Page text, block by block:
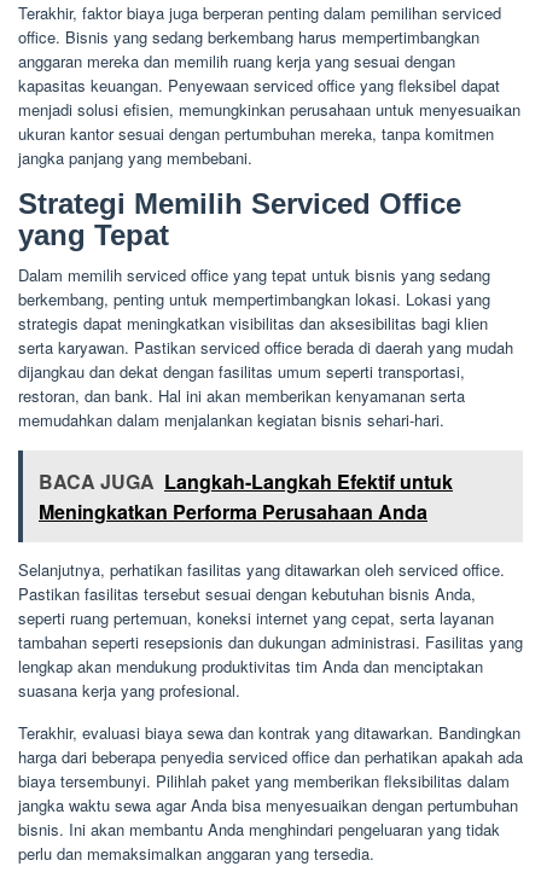
Terakhir, faktor biaya juga berperan penting dalam pemilihan serviced
office. Bisnis yang sedang berkembang harus mempertimbangkan
anggaran mereka dan memilih ruang kerja yang sesuai dengan
kapasitas keuangan. Penyewaan serviced office yang fleksibel dapat
menjadi solusi efisien, memungkinkan perusahaan untuk menyesuaikan
ukuran kantor sesuai dengan pertumbuhan mereka, tanpa komitmen
jangka panjang yang membebani.
Strategi Memilih Serviced Office
yang Tepat
Dalam memilih serviced office yang tepat untuk bisnis yang sedang
berkembang, penting untuk mempertimbangkan lokasi. Lokasi yang
strategis dapat meningkatkan visibilitas dan aksesibilitas bagi klien
serta karyawan. Pastikan serviced office berada di daerah yang mudah
dijangkau dan dekat dengan fasilitas umum seperti transportasi,
restoran, dan bank. Hal ini akan memberikan kenyamanan serta
memudahkan dalam menjalankan kegiatan bisnis sehari-hari.
BACA JUGA Langkah-Langkah Efektif untuk
Meningkatkan Performa Perusahaan Anda
Selanjutnya, perhatikan fasilitas yang ditawarkan oleh serviced office.
Pastikan fasilitas tersebut sesuai dengan kebutuhan bisnis Anda,
seperti ruang pertemuan, koneksi internet yang cepat, serta layanan
tambahan seperti resepsionis dan dukungan administrasi. Fasilitas yang
lengkap akan mendukung produktivitas tim Anda dan menciptakan
suasana kerja yang profesional.
Terakhir, evaluasi biaya sewa dan kontrak yang ditawarkan. Bandingkan
harga dari beberapa penyedia serviced office dan perhatikan apakah ada
biaya tersembunyi. Pilihlah paket yang memberikan fleksibilitas dalam
jangka waktu sewa agar Anda bisa menyesuaikan dengan pertumbuhan
bisnis. Ini akan membantu Anda menghindari pengeluaran yang tidak
perlu dan memaksimalkan anggaran yang tersedia.